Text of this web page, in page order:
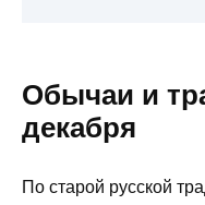
Обычаи и
декабря
По старой русской